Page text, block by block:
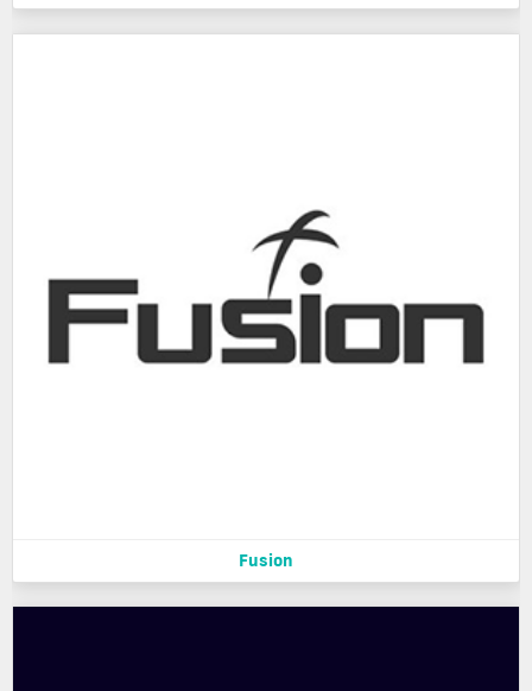
Fusion